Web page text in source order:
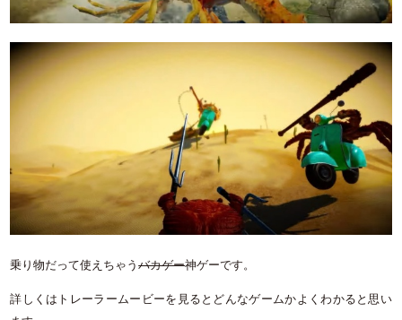
乗り物だって使えちゃうバカゲー神ゲーです。
詳しくはトレーラームービーを見るとどんなゲームかよくわかると思い